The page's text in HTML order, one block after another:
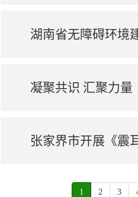
湖南省无障碍环境
凝聚共识 汇聚力量
1 2 3